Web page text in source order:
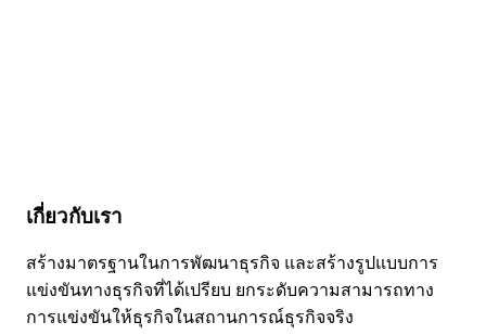
เกี่ยวกับเรา
สร้างมาตรฐานในการพัฒนาธุรกิจ และสร้างรูปแบบการ
แข่งขันทางธุรกิจที่ได้เปรียบ ยกระดับความสามารถทาง
การแข่งขันให้ธุรกิจในสถานการณ์ธุรกิจจริง